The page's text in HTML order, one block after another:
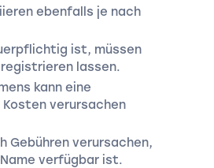
ebenfalls je nach
ist, müssen
lassen.
kann eine
verursachen
Gebühren verursachen,
verfügbar ist.